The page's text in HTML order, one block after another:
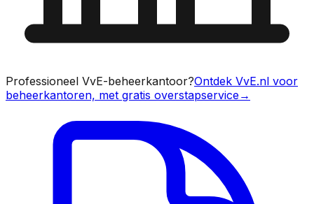
Professioneel VvE-beheerkantoor?Ontdek VvE.nl voor
beheerkantoren, met gratis overstapservice→